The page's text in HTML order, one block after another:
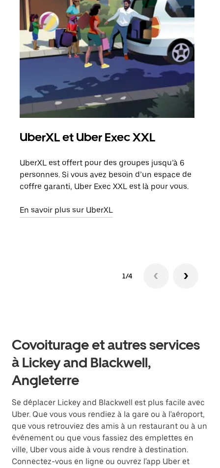
UberXL et Uber Exec XXL
UberXL est offert pour des groupes jusqu’à 6
personnes. Si vous avez besoin d’un espace de
coffre garanti, Uber Exec XXL est là pour vous.
En savoir plus sur UberXL
1/4
Covoiturage et autres services
à Lickey and Blackwell,
Angleterre
Se déplacer Lickey and Blackwell est plus facile avec
Uber. Que vous vous rendiez à la gare ou à l'aéroport,
que vous retrouviez des amis à un restaurant ou à un
événement ou que vous fassiez des emplettes en
ville, Uber vous aide à vous rendre à destination.
Connectez-vous en ligne ou ouvrez l'app Uber et